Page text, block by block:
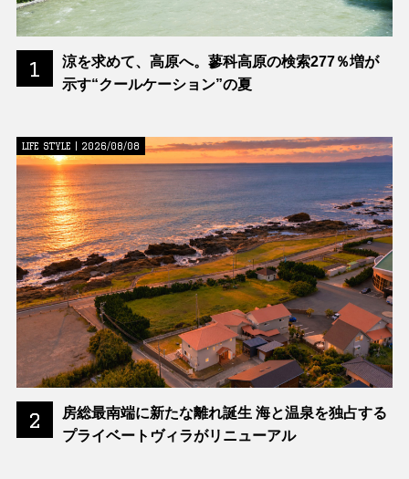
1
涼を求めて、高原へ。蓼科高原の検索277％増が
示す“クールケーション”の夏
2
LIFE STYLE | 2026/08/08
房総最南端に新たな離れ誕生 海と温泉を独占する
プライベートヴィラがリニューアル